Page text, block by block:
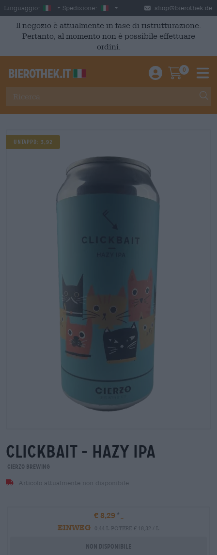
Skip to main content
Linguaggio: Italian
Spedizione: Italia shop@bierothek.de
Il negozio è attualmente in fase di ristrutturazione.
Pertanto, al momento non è possibile effettuare
ordini.
Einloggen /
0
UNTAPPD: 3,92
clickbait - hazy ipa
Cierzo Brewing
Articolo attualmente non disponibile
€ 8,29
EINWEG
0,44 L POTERE € 18,32 / L
Non disponibile